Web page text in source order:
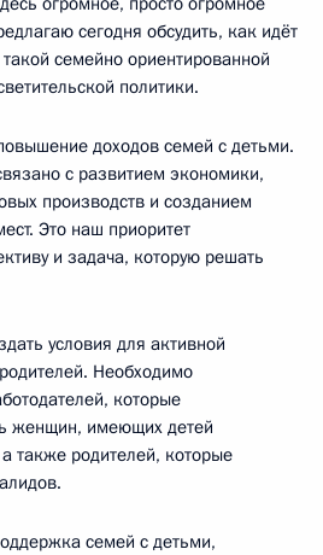
сегодня обсудить, как идёт
семейно ориентированной
политики.
доходов семей с детьми.
с развитием экономики,
производств и созданием
Это наш приоритет
и задача, которую решать
условия для активной
Необходимо
которые
женщин, имеющих детей
также родителей, которые
семей с детьми,